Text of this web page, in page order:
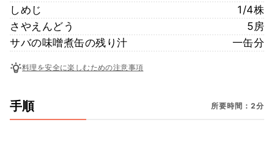
しめじ
1/4株
さやえんどう
5房
サバの味噌煮缶の残り汁
一缶分
料理を安全に楽しむための注意事項
手順 所要時間：2分